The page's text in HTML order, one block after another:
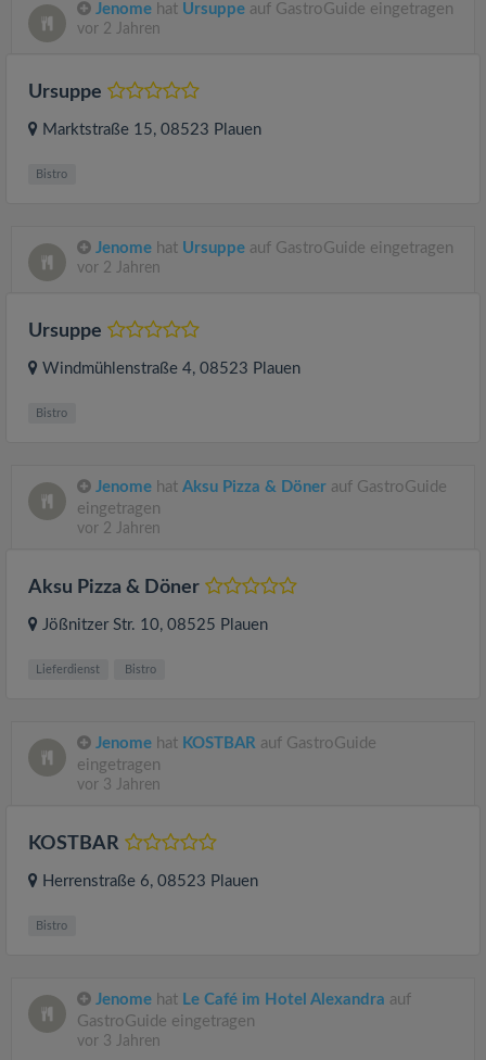
Jenome hat Ursuppe auf GastroGuide eingetragen
vor 2 Jahren
Ursuppe
Marktstraße 15, 08523 Plauen
Bistro
Jenome hat Ursuppe auf GastroGuide eingetragen
vor 2 Jahren
Ursuppe
Windmühlenstraße 4, 08523 Plauen
Bistro
Jenome hat Aksu Pizza & Döner auf GastroGuide
eingetragen
vor 2 Jahren
Aksu Pizza & Döner
Jößnitzer Str. 10, 08525 Plauen
Lieferdienst Bistro
Jenome hat KOSTBAR auf GastroGuide
eingetragen
vor 3 Jahren
KOSTBAR
Herrenstraße 6, 08523 Plauen
Bistro
Jenome hat Le Café im Hotel Alexandra auf
GastroGuide eingetragen
vor 3 Jahren